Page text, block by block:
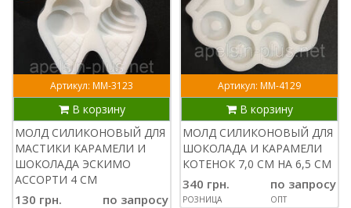
Артикул: ММ-3123
В корзину
МОЛД СИЛИКОНОВЫЙ ДЛЯ
МАСТИКИ КАРАМЕЛИ И
ШОКОЛАДА ЭСКИМО
АССОРТИ 4 СМ
130 грн. по запросу
Артикул: ММ-4129
В корзину
МОЛД СИЛИКОНОВЫЙ ДЛЯ
ШОКОЛАДА И КАРАМЕЛИ
КОТЕНОК 7,0 СМ НА 6,5 СМ
340 грн.
РОЗНИЦА
по запросу
ОПТ